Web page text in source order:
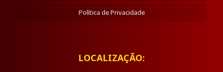
Política de Privacidade
LOCALIZAÇÃO: